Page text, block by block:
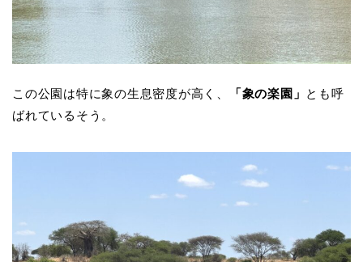
この公園は特に象の生息密度が高く、 「象の楽園」 とも呼
ばれているそう。